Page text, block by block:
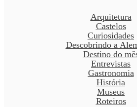
Arquitetura
Castelos
Curiosidades
Descobrindo a
Destino do
Entrevistas
Gastronomia
História
Museus
Roteiros